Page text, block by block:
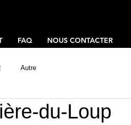
FAQ NOUS CONTACTER
Autre
du-Loup